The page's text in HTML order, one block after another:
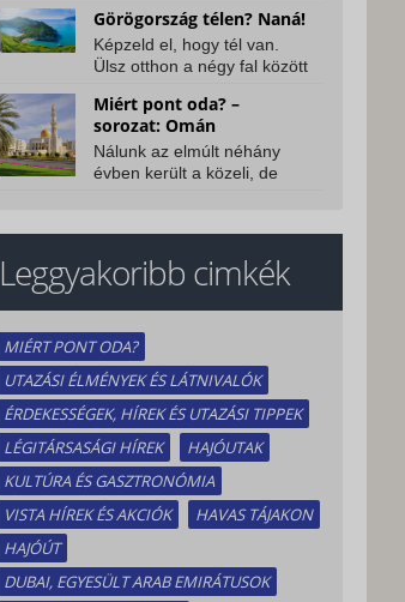
1989-2016
Szerkesztőség...
Görögország télen? Naná!
Képzeld el, hogy tél van.
Ülsz otthon a négy fal között
dolgozol és...
Miért pont oda? –
sorozat: Omán
Nálunk az elmúlt néhány
évben került a közeli, de
Leggyakoribb cimkék
MIÉRT PONT ODA?
UTAZÁSI ÉLMÉNYEK ÉS LÁTNIVALÓK
ÉRDEKESSÉGEK, HÍREK ÉS UTAZÁSI TIPPEK
LÉGITÁRSASÁGI HÍREK
HAJÓUTAK
KULTÚRA ÉS GASZTRONÓMIA
VISTA HÍREK ÉS AKCIÓK
HAVAS TÁJAKON
HAJÓÚT
DUBAI, EGYESÜLT ARAB EMIRÁTUSOK